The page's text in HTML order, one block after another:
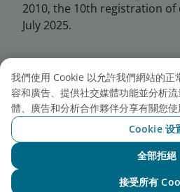
2010, the 10th registration of
July 2025.
越南航空台北分公司
地址: 10458台北市中山區松江
電話: +886 2 25678286
我們使用 Cookie 以允許我們網站的正
容和廣告、提供社交媒體功能並分析
體、廣告和分析合作夥伴分享有關您使
Cookie 设
全部拒絕
接受所有